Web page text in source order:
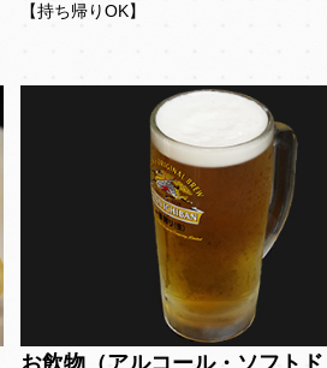
【持ち帰りOK】
お飲物（アルコール・ソフトド